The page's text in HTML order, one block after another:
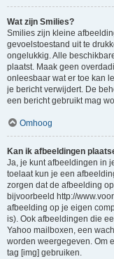
Wat zijn Smilies?
Smilies zijn kleine
gevoelstoestand uit te
ongelukkig. Alle
plaatst. Maak geen
onleesbaar wat er toe kan
je bericht verwijdert. De
een bericht gebruikt mag
Omhoog
Kan ik afbeeldingen
Ja, je kunt afbeeldingen in
toelaat kun je een
zorgen dat de afbeelding
bijvoorbeeld http://
afbeelding op je eigen
is). Ook afbeeldingen die
Yahoo mailboxen, een
worden weergegeven. Om
tag [img] gebruiken.